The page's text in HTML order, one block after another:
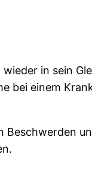
in sein
bei einem
Beschwerden